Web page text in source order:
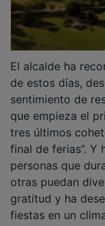
de estos días,
sentimiento de
que empieza el
tres últimos
final de ferias”. Y
personas que
otras puedan
gratitud y ha
fiestas en un